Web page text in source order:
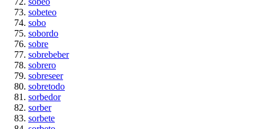
sobeteo
sobo
sobordo
sobre
sobrebeber
sobrero
sobreseer
sobretodo
sorbedor
sorber
sorbete